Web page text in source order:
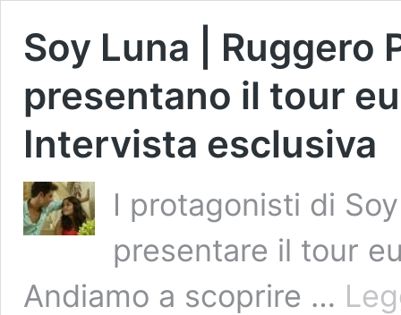
Soy Luna | Ruggero
presentano il tour
Intervista esclusiva
I protagonisti di
presentare il tour
Andiamo a scoprire …